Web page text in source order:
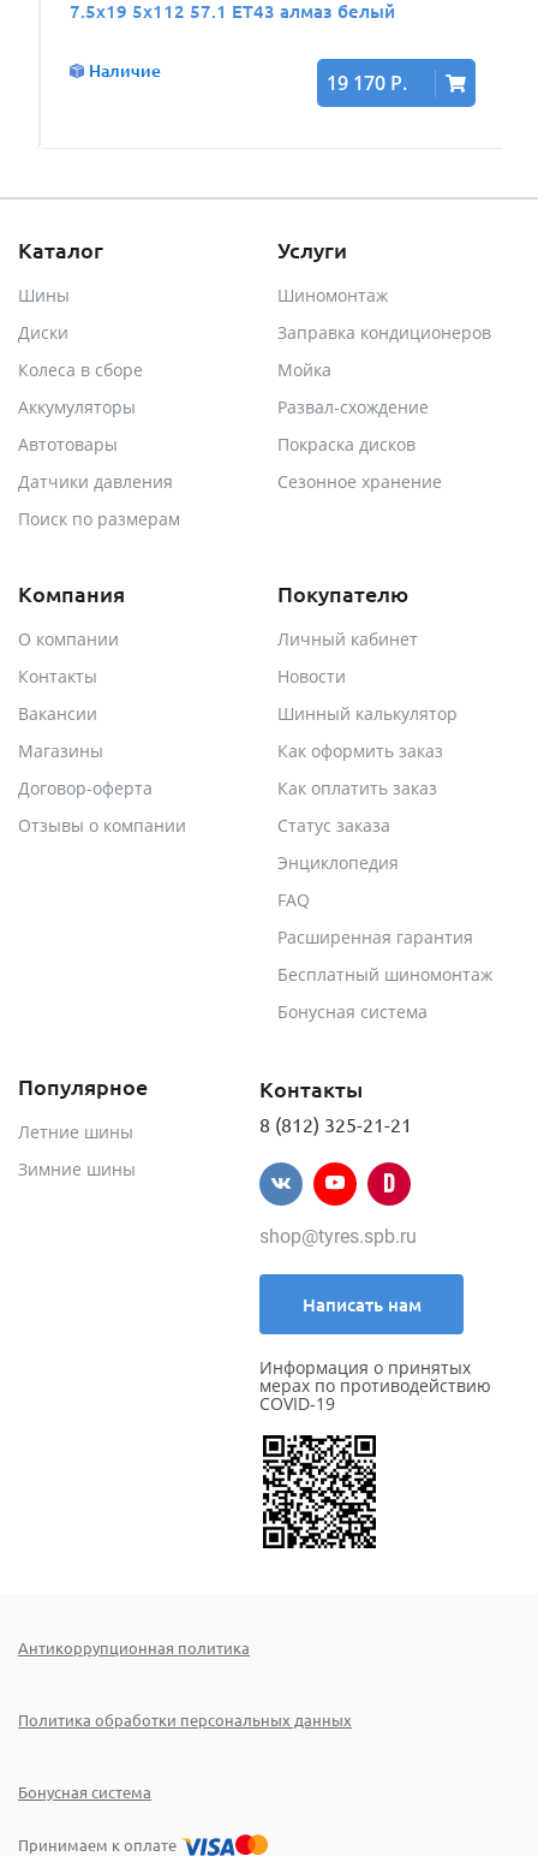
7.5x19 5x112 57.1 ET43 алмаз белый
Наличие 19 170 Р.
Каталог
Шины
Диски
Колеса в сборе
Аккумуляторы
Автотовары
Датчики давления
Поиск по размерам
Услуги
Шиномонтаж
Заправка кондиционеров
Мойка
Развал-схождение
Покраска дисков
Сезонное хранение
Компания
О компании
Контакты
Вакансии
Магазины
Договор-оферта
Отзывы о компании
Покупателю
Личный кабинет
Новости
Шинный калькулятор
Как оформить заказ
Как оплатить заказ
Статус заказа
Энциклопедия
FAQ
Расширенная гарантия
Бесплатный шиномонтаж
Бонусная система
Популярное
Летние шины
Зимние шины
Контакты
8 (812) 325-21-21
shop@tyres.spb.ru
Написать нам
Информация о принятых
мерах по противодействию
COVID-19
Антикоррупционная политика
Политика обработки персональных данных
Бонусная система
Принимаем к оплате